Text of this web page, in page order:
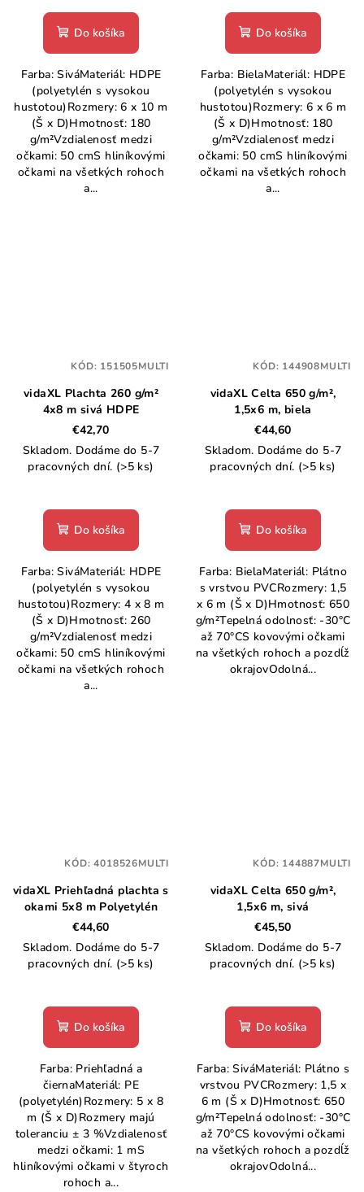
Do košíka
Farba: SiváMateriál: HDPE
(polyetylén s vysokou
hustotou)Rozmery: 6 x 10 m
(Š x D)Hmotnosť: 180
g/m²Vzdialenosť medzi
očkami: 50 cmS hliníkovými
očkami na všetkých rohoch
a...
Do košíka
Farba: BielaMateriál: HDPE
(polyetylén s vysokou
hustotou)Rozmery: 6 x 6 m
(Š x D)Hmotnosť: 180
g/m²Vzdialenosť medzi
očkami: 50 cmS hliníkovými
očkami na všetkých rohoch
a...
vidaXL Plachta 260 g/m²
4x8 m sivá HDPE
€42,70
Skladom. Dodáme do 5-7
pracovných dní. (>5 ks)
Do košíka
Farba: SiváMateriál: HDPE
(polyetylén s vysokou
hustotou)Rozmery: 4 x 8 m
(Š x D)Hmotnosť: 260
g/m²Vzdialenosť medzi
očkami: 50 cmS hliníkovými
očkami na všetkých rohoch
a...
KÓD: 151505MULTI
vidaXL Celta 650 g/m²,
1,5x6 m, biela
€44,60
Skladom. Dodáme do 5-7
pracovných dní. (>5 ks)
Do košíka
Farba: BielaMateriál: Plátno
s vrstvou PVCRozmery: 1,5
x 6 m (Š x D)Hmotnosť: 650
g/m²Tepelná odolnosť: -30°C
až 70°CS kovovými očkami
na všetkých rohoch a pozdĺž
okrajovOdolná...
KÓD: 144908MULTI
vidaXL Priehľadná plachta s
okami 5x8 m Polyetylén
€44,60
Skladom. Dodáme do 5-7
pracovných dní. (>5 ks)
Do košíka
Farba: Priehľadná a
čiernaMateriál: PE
(polyetylén)Rozmery: 5 x 8
m (Š x D)Rozmery majú
toleranciu ± 3 %Vzdialenosť
medzi očkami: 1 mS
hliníkovými očkami v štyroch
rohoch a...
KÓD:4018526MULTI
vidaXL Celta 650 g/m²,
1,5x6 m, sivá
€45,50
Skladom. Dodáme do 5-7
pracovných dní. (>5 ks)
Do košíka
Farba: SiváMateriál: Plátno s
vrstvou PVCRozmery: 1,5 x
6 m (Š x D)Hmotnosť: 650
g/m²Tepelná odolnosť: -30°C
až 70°CS kovovými očkami
na všetkých rohoch a pozdĺž
okrajovOdolná...
KÓD: 144887MULTI